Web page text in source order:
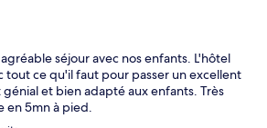
séjour avec nos enfants. L'hôtel
tout ce qu'il faut pour passer un excellent
génial et bien adapté aux enfants. Très
en 5mn à pied.